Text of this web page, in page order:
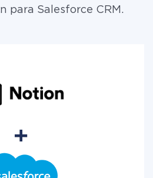
para Salesforce CRM.